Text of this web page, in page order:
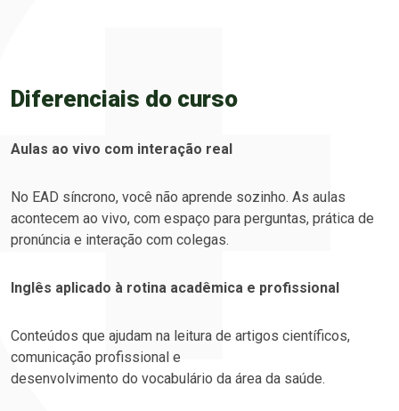
Diferenciais do curso
Aulas ao vivo com interação real
No EAD síncrono, você não aprende sozinho. As aulas
acontecem ao vivo, com espaço para perguntas, prática de
pronúncia e interação com colegas.
Inglês aplicado à rotina acadêmica e profissional
Conteúdos que ajudam na leitura de artigos científicos,
comunicação profissional e
desenvolvimento do vocabulário da área da saúde.